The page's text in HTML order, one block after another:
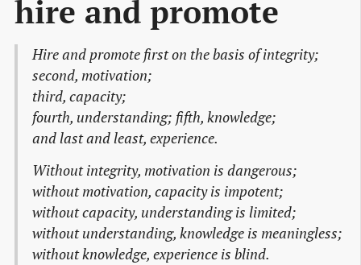
hire and promote
Hire and promote first on the basis of integrity;
second, motivation;
third, capacity;
fourth, understanding; fifth, knowledge;
and last and least, experience.
Without integrity, motivation is dangerous;
without motivation, capacity is impotent;
without capacity, understanding is limited;
without understanding, knowledge is meaningless;
without knowledge, experience is blind.